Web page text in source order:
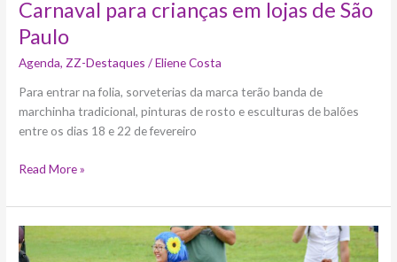
Carnaval para crianças em lojas de São
Paulo
Agenda, ZZ-Destaques /Eliene Costa
Para entrar na folia, sorveterias da marca terão banda de
marchinha tradicional, pinturas de rosto e esculturas de balões
entre os dias 18 e 22 de fevereiro
Read More »
Bloquinho
Infantil